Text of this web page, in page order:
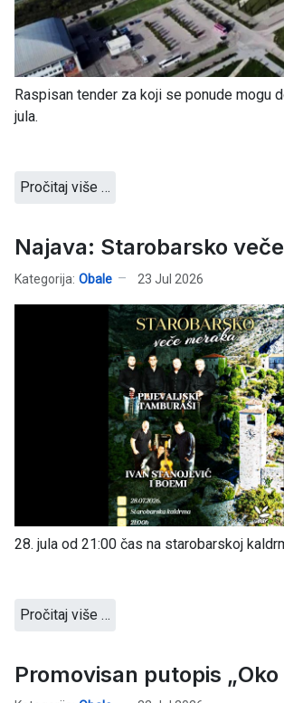
Raspisan tender za koji se ponude mogu
jula.
Pročitaj više …
Najava: Starobarsko
Kategorija: Obale 23 Jul 2026
28. jula od 21:00 čas na starobarskoj
Pročitaj više …
Promovisan putopis